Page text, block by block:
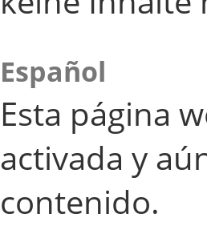
Español
Esta página
activada y
contenido.